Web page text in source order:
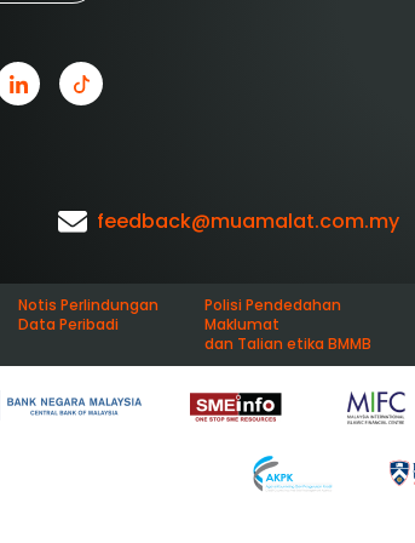
feedback@muamalat.com.my
Notis Perlindungan
Data Peribadi
Polisi Pendedahan
Maklumat
dan Talian etika BMMB